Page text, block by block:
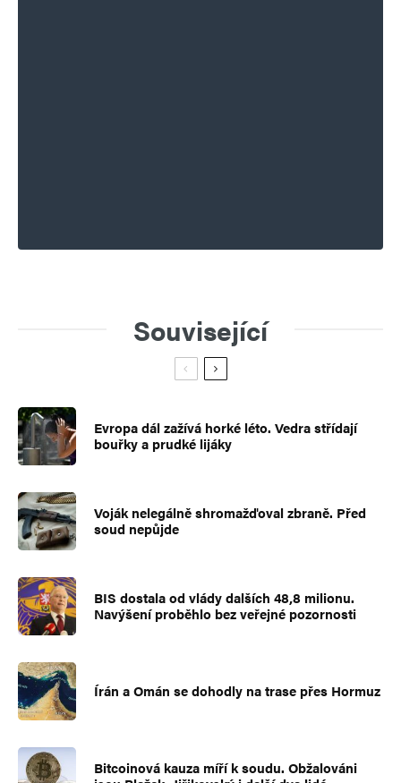
Související
Evropa dál zažívá horké léto. Vedra střídají
bouřky a prudké lijáky
Voják nelegálně shromažďoval zbraně. Před
soud nepůjde
BIS dostala od vlády dalších 48,8 milionu.
Navýšení proběhlo bez veřejné pozornosti
Írán a Omán se dohodly na trase přes Hormuz
Bitcoinová kauza míří k soudu. Obžalováni